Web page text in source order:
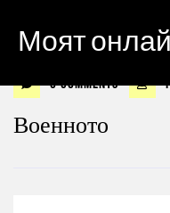
Моят
0 Comments
Военното